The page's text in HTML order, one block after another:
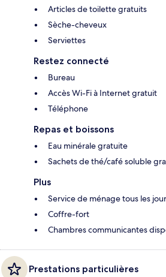
Articles de toilette gratuits
Sèche-cheveux
Serviettes
Restez connecté
Bureau
Accès Wi-Fi à Internet gratuit
Téléphone
Repas et boissons
Eau minérale gratuite
Sachets de thé/café soluble
Plus
Service de ménage tous les
Coffre-fort
Chambres communicantes
Prestations particulières